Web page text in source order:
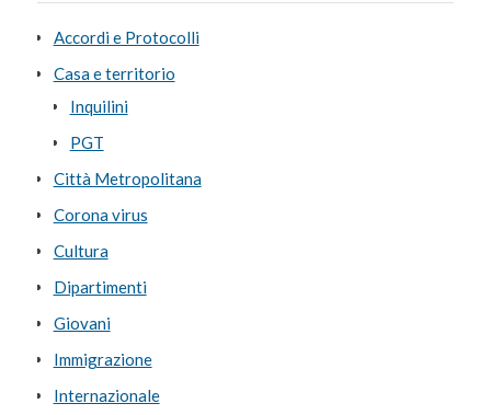
Accordi e Protocolli
Casa e territorio
Inquilini
PGT
Città Metropolitana
Corona virus
Cultura
Dipartimenti
Giovani
Immigrazione
Internazionale